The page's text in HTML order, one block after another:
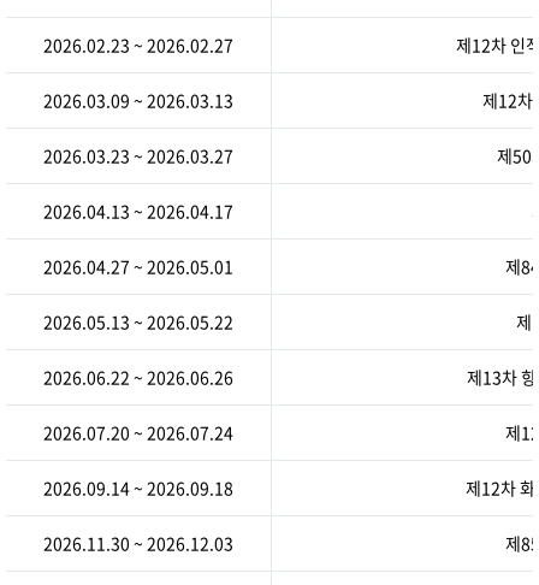
2026.02.23 ~ 2026.02.27 제12차 인
2026.03.09 ~ 2026.03.13 제12차
2026.03.23 ~ 2026.03.27 제50
2026.04.13 ~ 2026.04.17
2026.04.27 ~ 2026.05.01 제
2026.05.13 ~ 2026.05.22 제
2026.06.22 ~ 2026.06.26 제13차
2026.07.20 ~ 2026.07.24 제
2026.09.14 ~ 2026.09.18 제12차
2026.11.30 ~ 2026.12.03 제